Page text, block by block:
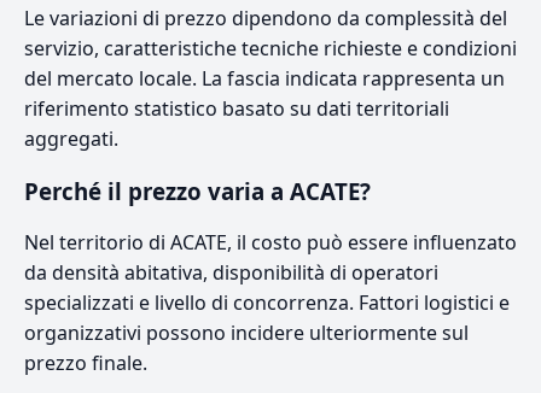
Le variazioni di prezzo dipendono da complessità del
servizio, caratteristiche tecniche richieste e condizioni
del mercato locale. La fascia indicata rappresenta un
riferimento statistico basato su dati territoriali
aggregati.
Perché il prezzo varia a ACATE?
Nel territorio di ACATE, il costo può essere influenzato
da densità abitativa, disponibilità di operatori
specializzati e livello di concorrenza. Fattori logistici e
organizzativi possono incidere ulteriormente sul
prezzo finale.